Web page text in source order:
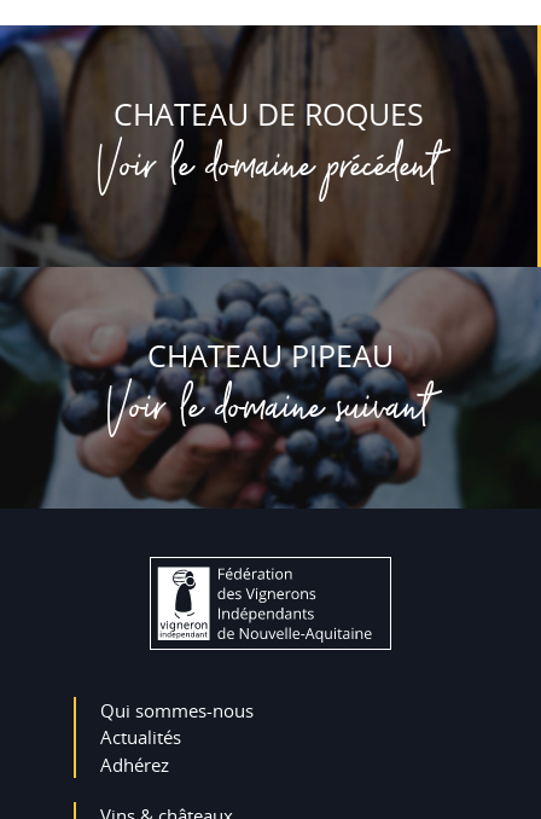
CHATEAU DE ROQUES
Voir le domaine précédent
CHATEAU PIPEAU
Voir le domaine suivant
Qui sommes-nous
Actualités
Adhérez